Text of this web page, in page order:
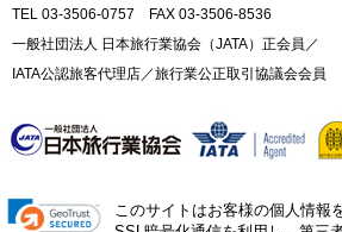
TEL 03-3506-0757 FAX 03-3506-8536
一般社団法人 日本旅行業協会（JATA）正会員／
IATA公認旅客代理店／旅行業公正取引協議会会員
このサイトはお客様の個人情報